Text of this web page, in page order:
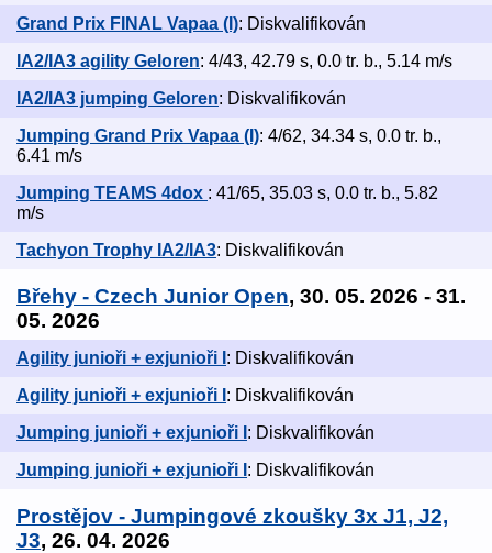
Grand Prix FINAL Vapaa (I): Diskvalifikován
IA2/IA3 agility Geloren: 4/43, 42.79 s, 0.0 tr. b., 5.14 m/s
IA2/IA3 jumping Geloren: Diskvalifikován
Jumping Grand Prix Vapaa (I): 4/62, 34.34 s, 0.0 tr. b.,
6.41 m/s
Jumping TEAMS 4dox : 41/65, 35.03 s, 0.0 tr. b., 5.82
m/s
Tachyon Trophy IA2/IA3: Diskvalifikován
Břehy - Czech Junior Open, 30. 05. 2026 - 31.
05. 2026
Agility junioři + exjunioři I : Diskvalifikován
Agility junioři + exjunioři I : Diskvalifikován
Jumping junioři + exjunioři I : Diskvalifikován
Jumping junioři + exjunioři I : Diskvalifikován
Prostějov - Jumpingové zkoušky 3x J1, J2,
J3, 26. 04. 2026